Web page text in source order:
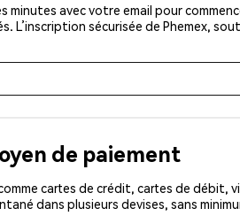
minutes avec votre email pour
L’inscription sécurisée de Phemex,
de paiement
cartes de crédit, cartes de
dans plusieurs devises, sans